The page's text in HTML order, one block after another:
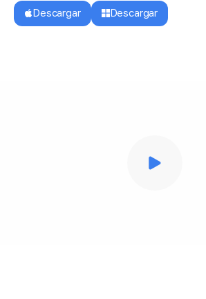
Descargar
Descargar